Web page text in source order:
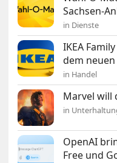
Sachsen-
in Dienste
IKEA
dem
in Handel
Marvel will
in
OpenAI
Free und